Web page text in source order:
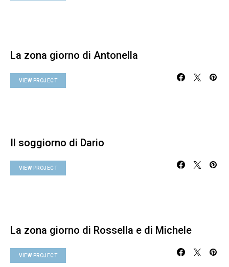
La zona giorno di Antonella
VIEW PROJECT
Il soggiorno di Dario
VIEW PROJECT
La zona giorno di Rossella e di Michele
VIEW PROJECT